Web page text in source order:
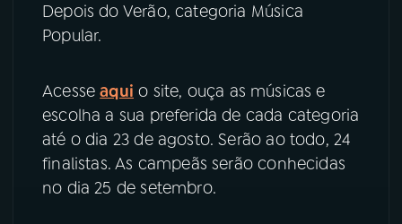
ACOMPANHE A RÁDIO MEC
Instagram
Depois do Verão, categoria Música
Popular.
Acesseaqui o site, ouça as músicas e
escolha a sua preferida de cada categoria
até o dia 23 de agosto. Serão ao todo, 24
finalistas. As campeãs serão conhecidas
no dia 25 de setembro.